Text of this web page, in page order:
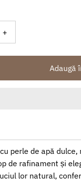
+
Adaugă
perle de apă
de rafinament și
lor natural,